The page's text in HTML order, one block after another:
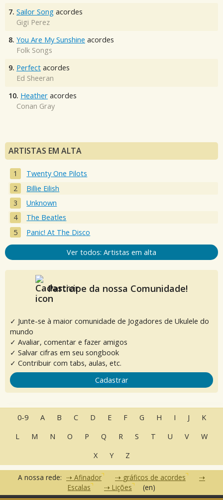
7. Sailor Song acordes
Gigi Perez
8. You Are My Sunshine acordes
Folk Songs
9. Perfect acordes
Ed Sheeran
10. Heather acordes
Conan Gray
ARTISTAS EM ALTA
Twenty One Pilots
Billie Eilish
Unknown
The Beatles
Panic! At The Disco
Ver todos: Artistas em alta
Participe da nossa Comunidade!
✓ Junte-se à maior comunidade de Jogadores de Ukulele do
mundo
✓ Avaliar, comentar e fazer amigos
✓ Salvar cifras em seu songbook
✓ Contribuir com tabs, aulas, etc.
Cadastrar
0-9 A B C D E F G H I J
K
L
M N O P Q R S T U V
W
X
Y Z
A nossa rede: Afinador
gráficos de acordes
Escalas
Lições (en)